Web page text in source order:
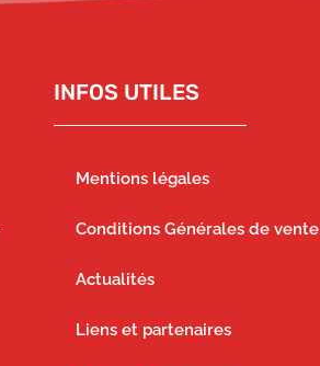
INFOS UTILES
Mentions légales
Conditions Générales de vente
Actualités
Liens et partenaires